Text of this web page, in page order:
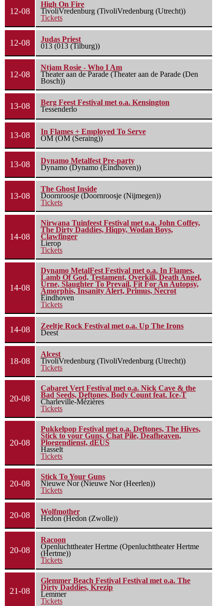
12-08
High On Fire
TivoliVredenburg (TivoliVredenburg (Utrecht))
Tickets
12-08
Judas Priest
013 (013 (Tilburg))
12-08
Ntjam Rosie - Who I Am
Theater aan de Parade (Theater aan de Parade (Den
Bosch))
13-08
Berg Feest Festival met o.a. Kensington
Tessenderlo
13-08
In Flames + Employed To Serve
OM (OM (Seraing))
13-08
Dynamo Metalfest Pre-party
Dynamo (Dynamo (Eindhoven))
13-08
The Ghost Inside
Doornroosje (Doornroosje (Nijmegen))
Tickets
14-08
Nirwana Tuinfeest Festival met o.a. John Coffey,
The Dirty Daddies, Hiqpy, Wodan Boys,
Clawfinger
Lierop
Tickets
14-08
Dynamo MetalFest Festival met o.a. In Flames,
Lamb Of God, Testament, Overkill, Death Angel,
Urne, Slaughter To Prevail, Fit For An Autopsy,
Amorphis, Insanity Alert, Primus, Necrot
Eindhoven
Tickets
14-08
Zeeltje Rock Festival met o.a. Up The Irons
Deest
18-08
Alcest
TivoliVredenburg (TivoliVredenburg (Utrecht))
Tickets
20-08
Cabaret Vert Festival met o.a. Nick Cave & the
Bad Seeds, Deftones, Body Count feat. Ice-T
Charleville-Mézières
Tickets
20-08
Pukkelpop Festival met o.a. Deftones, The Hives,
Stick to your Guns, Chat Pile, Deafheaven,
Ploegendienst, dEUS
Hasselt
Tickets
20-08
Stick To Your Guns
Nieuwe Nor (Nieuwe Nor (Heerlen))
Tickets
20-08
Wolfmother
Hedon (Hedon (Zwolle))
20-08
Racoon
Openluchttheater Hertme (Openluchttheater Hertme
(Hertme))
Tickets
21-08
Glemmer Beach Festival Festival met o.a. The
Dirty Daddies, Krezip
Lemmer
Tickets